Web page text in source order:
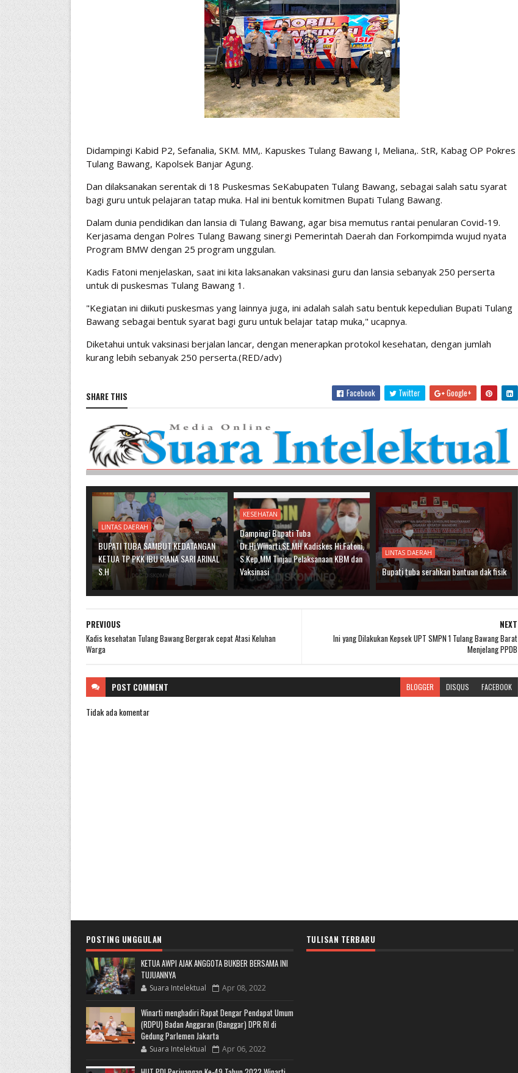
Didampingi Kabid P2, Sefanalia, SKM. MM,. Kapuskes Tulang Bawang I, Meliana,. StR, Kabag OP Pokres
Tulang Bawang, Kapolsek Banjar Agung.
Dan dilaksanakan serentak di 18 Puskesmas SeKabupaten Tulang Bawang, sebagai salah satu syarat
bagi guru untuk pelajaran tatap muka. Hal ini bentuk komitmen Bupati Tulang Bawang.
Dalam dunia pendidikan dan lansia di Tulang Bawang, agar bisa memutus rantai penularan Covid-19.
Kerjasama dengan Polres Tulang Bawang sinergi Pemerintah Daerah dan Forkompimda wujud nyata
Program BMW dengan 25 program unggulan.
Kadis Fatoni menjelaskan, saat ini kita laksanakan vaksinasi guru dan lansia sebanyak 250 perserta
untuk di puskesmas Tulang Bawang 1.
"Kegiatan ini diikuti puskesmas yang lainnya juga, ini adalah salah satu bentuk kepedulian Bupati Tulang
Bawang sebagai bentuk syarat bagi guru untuk belajar tatap muka," ucapnya.
Diketahui untuk vaksinasi berjalan lancar, dengan menerapkan protokol kesehatan, dengan jumlah
kurang lebih sebanyak 250 perserta.(RED/adv)
SHARE THIS Facebook Twitter Google+
LINTAS DAERAH
BUPATI TUBA SAMBUT KEDATANGAN
KETUA TP PKK IBU RIANA SARI ARINAL
S.H
KESEHATAN
Dampingi Bupati Tuba
Dr.Hj.Winarti,SE.MH Kadiskes Hi.Fatoni,
S.Kep,MM Tinjau Pelaksanaan KBM dan
Vaksinasi
LINTAS DAERAH
Bupati tuba serahkan bantuan dak fisik
NEXT
Ini yang Dilakukan Kepsek UPT SMPN 1 Tulang Bawang Barat
Menjelang PPDB
PREVIOUS
Kadis kesehatan Tulang Bawang Bergerak cepat Atasi Keluhan
Warga
POST COMMENT BLOGGER DISQUS FACEBOOK
Tidak ada komentar
POSTING UNGGULAN
KETUA AWPI AJAK ANGGOTA BUKBER BERSAMA INI
TUJUANNYA
Suara Intelektual Apr 08, 2022
Winarti menghadiri Rapat Dengar Pendapat Umum
(RDPU) Badan Anggaran (Banggar) DPR RI di
Gedung Parlemen Jakarta
Suara Intelektual Apr 06, 2022
TULISAN TERBARU